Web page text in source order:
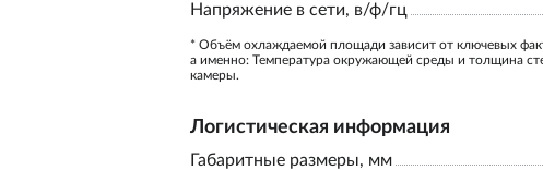
Напряжение в сети, в/ф/гц
* Объём охлаждаемой площади зависит от ключевых
а именно: Температура окружающей среды и толщина
камеры.
Логистическая информация
Габаритные размеры, мм